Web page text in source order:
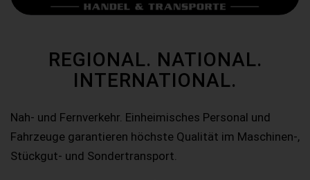
REGIONAL. NATIONAL.
INTERNATIONAL.
Nah- und Fernverkehr. Einheimisches Personal und
Fahrzeuge garantieren höchste Qualität im Maschinen-,
Stückgut- und Sondertransport.